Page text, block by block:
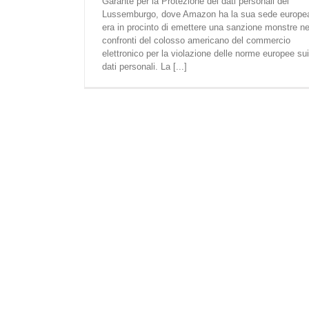
Lussemburgo, dove Amazon ha la sua sede
era in procinto di emettere una sanzione monstre
confronti del colosso americano del commercio
elettronico per la violazione delle norme europee sui
dati personali. La [...]